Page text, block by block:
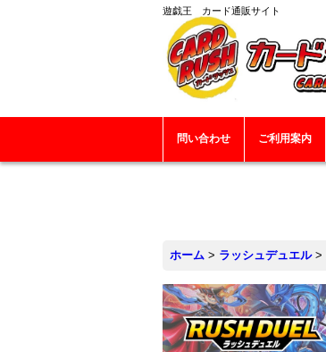
遊戯王 カード通販サイト
問い合わせ ご利用案内
ホーム > ラッシュデュエル >